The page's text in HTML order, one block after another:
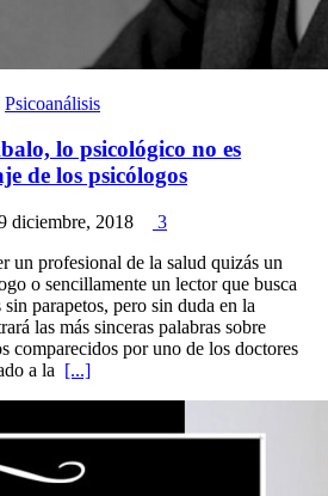
Psicoanálisis
lo psicológico no es
de los psicólogos
diciembre, 2018
3
un profesional de la salud quizás un
o sencillamente un lector que busca
parapetos, pero sin duda en la
las más sinceras palabras sobre
comparecidos por uno de los doctores
a la [...]